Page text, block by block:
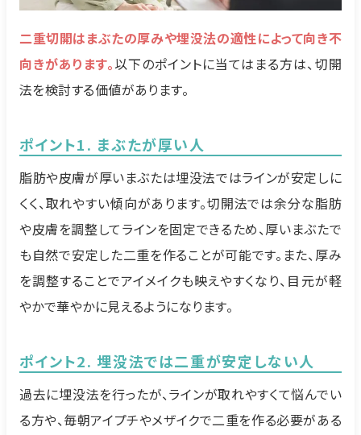
二重切開はまぶたの厚みや埋没法の適性によって向き不
向きがあります。以下のポイントに当てはまる方は、切開
法を検討する価値があります。
ポイント1. まぶたが厚い人
脂肪や皮膚が厚いまぶたは埋没法ではラインが安定しに
くく、取れやすい傾向があります。切開法では余分な脂肪
や皮膚を調整してラインを固定できるため、厚いまぶたで
も自然で安定した二重を作ることが可能です。また、厚み
を調整することでアイメイクも映えやすくなり、目元が軽
やかで華やかに見えるようになります。
ポイント2. 埋没法では二重が安定しない人
過去に埋没法を行ったが、ラインが取れやすくて悩んでい
る方や、毎朝アイプチやメザイクで二重を作る必要がある